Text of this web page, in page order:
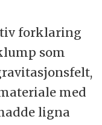
forklaring
som
med
ligna